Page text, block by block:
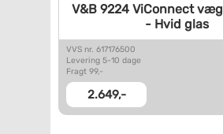
V&B 9224 ViConnect
- Hvid glas
VVS nr. 617176500
Levering 5-10 dage
Fragt 99,-
2.649,-